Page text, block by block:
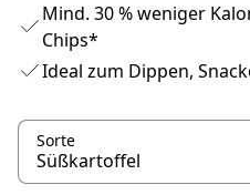
Mind. 30 % weniger
Chips*
Ideal zum Dippen,
Sorte